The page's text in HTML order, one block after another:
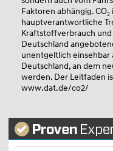
Faktoren abhängig.
hauptverantwortliche
Kraftstoffverbrauch und
Deutschland
unentgeltlich einsehbar
Deutschland, an dem
werden. Der Leitfaden
www.dat.de/co2/